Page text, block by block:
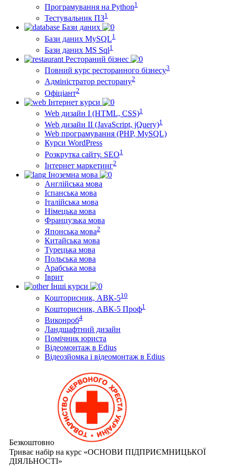
Програмування на Python1
Тестувальник ПЗ1
Бази даних
Бази даних MySQL1
Бази даних MS Sql1
Рестораний бізнес
Повний курс ресторанного бізнесу3
Адміністратор ресторану2
Офіціант2
Інтернет курси
Web дизайн I (HTML, CSS)1
Web дизайн II (JavaScript, jQuery)1
Web програмування (PHP, MySQL)
Курси WordPress
Розкрутка сайту. SEO1
Інтернет маркетинг2
Іноземна мова
Англійська мова
Іспанська мова
Італійська мова
Німецька мова
Французька мова
Японська мова2
Китайська мова
Турецька мова
Польська мова
Арабська мова
Іврит
Інші курси
Кошторисник, АВК-510
Кошторисник, АВК-5 Проф1
Виконроб4
Ландшафтний дизайн
Помічник юриста
Відеомонтаж в Edius
Відеозйомка і відеомонтаж в Edius
Безкоштовно
Триває набір на курс «ОСНОВИ ПІДПРИЄМНИЦЬКОЇ
ДІЯЛЬНОСТІ»